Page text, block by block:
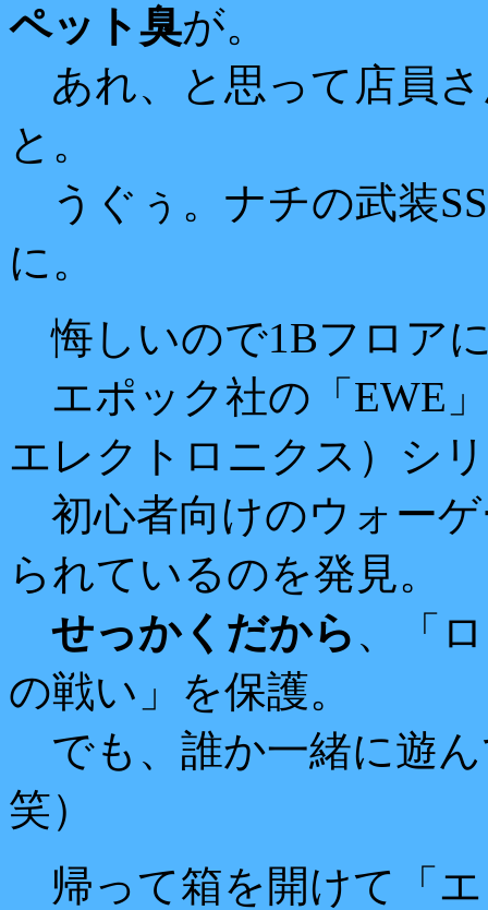
ペット臭が。
あれ、と思って店員
と。
うぐぅ。ナチの武装
に。
悔しいので1Bフロア
エポック社の「EWE
エレクトロニクス）シ
初心者向けのウォーゲ
られているのを発見。
せっかくだから 、「
の戦い」を保護。
でも、誰か一緒に遊
笑）
帰って箱を開けて「